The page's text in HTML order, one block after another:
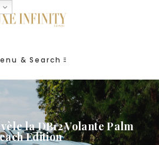
& Search
la DB12 Volante Palm
Edition